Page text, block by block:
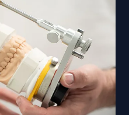
що робить їх менш
виглядають більш
вища, ніж у